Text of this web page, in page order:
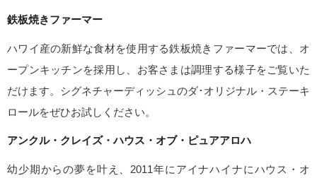
鉄板焼きファーマー
ハワイ産の新鮮な食材を使用する鉄板焼きファーマーでは、オ
ープンキッチンを採用し、お客さまは調理する様子をご覧いた
だけます。シグネチャーディッシュのダ･オリジナル・ステーキ
ロールをぜひお試しください。
アンクル・クレイズ・ハウス・オブ・ピュアアロハ
幼少期からの夢を叶え、2011年にアイナハイナにハウス・オ